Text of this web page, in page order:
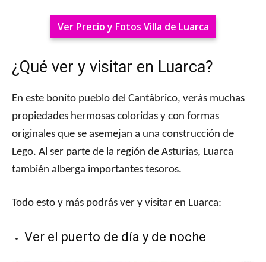
Ver Precio y Fotos Villa de Luarca
¿Qué ver y visitar en Luarca?
En este bonito pueblo del Cantábrico, verás muchas
propiedades hermosas coloridas y con formas
originales que se asemejan a una construcción de
Lego. Al ser parte de la región de Asturias, Luarca
también alberga importantes tesoros.
Todo esto y más podrás ver y visitar en Luarca:
Ver el puerto de día y de noche